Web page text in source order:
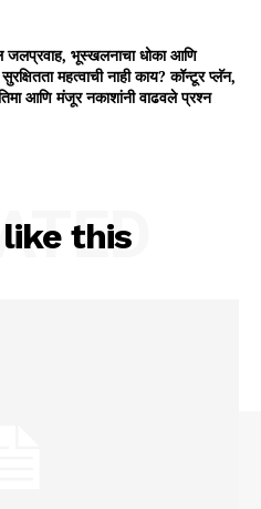
जलप्रवाह, भूस्खलनाचा धोका आणि
सुरक्षितता महत्वाची नाही काय? कॉन्टूर प्लॅन,
आणि मंजूर नकाशांनी वाढवले प्रश्न
this